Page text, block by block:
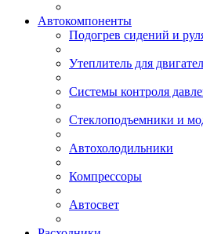
Автокомпоненты
Подогрев сидений и
Утеплитель для
Системы контроля
Стеклоподъемники и
Автохолодильники
Компрессоры
Автосвет